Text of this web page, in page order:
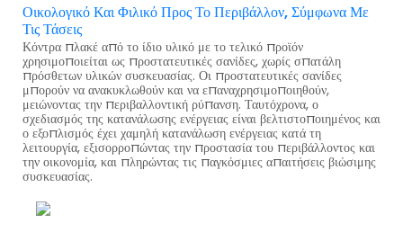
Οικολογικό Και Φιλικό Προς Το Περιβάλλον, Σύμφωνα Με
Τις Τάσεις
Κόντρα πλακέ από το ίδιο υλικό με το τελικό προϊόν
χρησιμοποιείται ως προστατευτικές σανίδες, χωρίς σπατάλη
πρόσθετων υλικών συσκευασίας. Οι προστατευτικές σανίδες
μπορούν να ανακυκλωθούν και να επαναχρησιμοποιηθούν,
μειώνοντας την περιβαλλοντική ρύπανση. Ταυτόχρονα, ο
σχεδιασμός της κατανάλωσης ενέργειας είναι βελτιστοποιημένος και
ο εξοπλισμός έχει χαμηλή κατανάλωση ενέργειας κατά τη
λειτουργία, εξισορροπώντας την προστασία του περιβάλλοντος και
την οικονομία, και πληρώντας τις παγκόσμιες απαιτήσεις βιώσιμης
συσκευασίας.